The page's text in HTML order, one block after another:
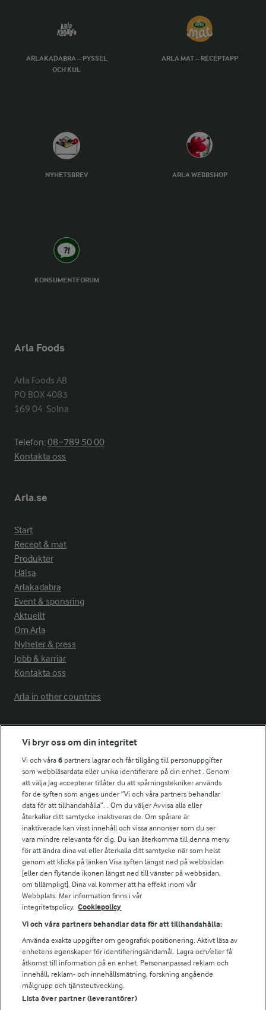
ARLAKADABRA – PYSSEL
OCH KUL
ARLA MAT – RECEPTAPP
NYHETSBREV ARLA WEBBSHOP
KONSUMENTFORUM
Arla Foods
Arla Foods AB
PO BOX 4083
169 04  Solna
Telefon:08−789 50 00
Kontakta oss
Arla.se
Start
Recept & mat
Produkter
Hälsa
Arlakadabra
Event & sponsring
Aktuellt
Om Arla
Nyheter & press
Jobb & karriär
Kontakta oss
Arla in other countries
Fler Arlasajter
För ägare
Arlas kundportal
Arla.com
Falbygdens Ost
Arla webbshop
Bildbank
Följ oss
© 2026 Arla Foods
Vi bryr oss om din integritet
Vi och våra6 partners lagrar och får tillgång till personuppgifter
som webbläsardata eller unika identifierare på din enhet . Genom
att välja Jag accepterar tillåter du att spårningstekniker används
för de syften som anges under ”Vi och våra partners behandlar
data för att tillhandahålla”. . Om du väljer Avvisa alla eller
återkallar ditt samtycke inaktiveras de. Om spårare är
inaktiverade kan visst innehåll och vissa annonser som du ser
vara mindre relevanta för dig. Du kan återkomma till denna meny
för att ändra dina val eller återkalla ditt samtycke när som helst
genom att klicka på länken Visa syften längst ned på webbsidan
[eller den flytande ikonen längst ned till vänster på webbsidan,
om tillämpligt]. Dina val kommer att ha effekt inom vår
Webbplats. Mer information finns i vår
integritetspolicy. Cookiepolicy
Vi och våra partners behandlar data för att tillhandahålla:
Använda exakta uppgifter om geografisk positionering. Aktivt läsa av
enhetens egenskaper för identifieringsändamål. Lagra och/eller få
åtkomst till information på en enhet. Personanpassad reklam och
innehåll, reklam- och innehållsmätning, forskning angående
målgrupp och tjänsteutveckling.
Lista över partner (leverantörer)